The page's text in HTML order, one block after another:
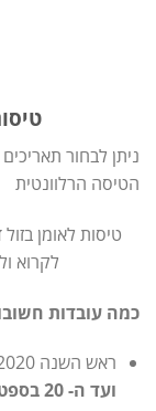
ניתן לבחור
הטיסה הרלוונטית
טיסות לאומן
לקרוא
כמה עובדות
ראש השנה 2020 / הת’שפ”א יחול בין התאריכים:
ועד ה- 20 בספטמבר כולל.